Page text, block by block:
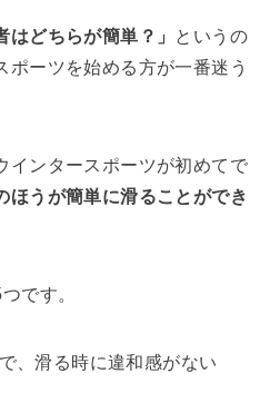
はどちらが簡単？」 というの
ポーツを始める方が一番迷う
インタースポーツが初めてで
ほうが簡単に滑ることができ
です。
、滑る時に違和感がない